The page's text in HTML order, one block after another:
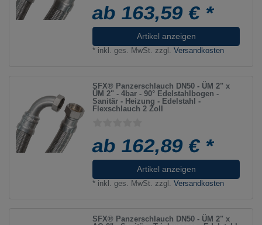
ab 163,59 € *
Artikel anzeigen
* inkl. ges. MwSt. zzgl.Versandkosten
SFX® Panzerschlauch DN50 - ÜM 2" x
ÜM 2" - 4bar - 90° Edelstahlbogen -
Sanitär - Heizung - Edelstahl -
Flexschlauch 2 Zoll
ab 162,89 € *
Artikel anzeigen
* inkl. ges. MwSt. zzgl.Versandkosten
SFX® Panzerschlauch DN50 - ÜM 2" x